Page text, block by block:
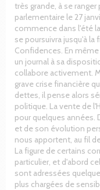
très grande, à se
parlementaire le 27
commence dans l'été
se poursuivra jusqu'à la
Confidences. En
un journal à sa
collabore activement.
grave crise financière
dettes, il pense alors
politique. La vente de
pour quelques
et de son évolution
nous apportent, au fil
La figure de certains
particulier, et d'abord
sont adressées
plus chargées de